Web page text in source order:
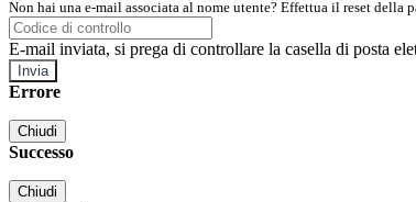
Non hai una e-mail associata al nome utente? Effettua il reset della
E-mail inviata, si prega di controllare la casella di posta
Errore
Chiudi
Successo
Chiudi